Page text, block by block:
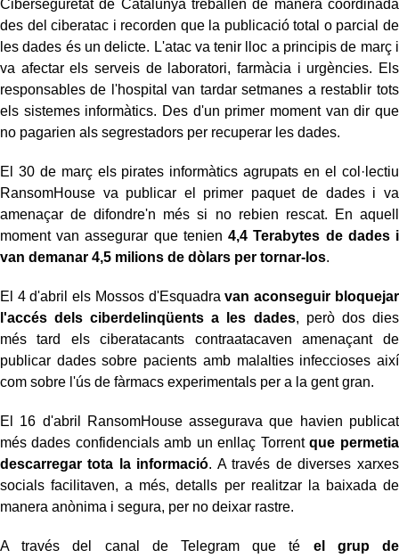
Ciberseguretat de Catalunya treballen de manera coordinada
des del ciberatac i recorden que la publicació total o parcial de
les dades és un delicte. L'atac va tenir lloc a principis de març i
va afectar els serveis de laboratori, farmàcia i urgències. Els
responsables de l'hospital van tardar setmanes a restablir tots
els sistemes informàtics. Des d'un primer moment van dir que
no pagarien als segrestadors per recuperar les dades.
El 30 de març els pirates informàtics agrupats en el col·lectiu
RansomHouse va publicar el primer paquet de dades i va
amenaçar de difondre'n més si no rebien rescat. En aquell
moment van assegurar que tenien4,4 Terabytes de dades i
van demanar 4,5 milions de dòlars per tornar-los.
El 4 d'abril els Mossos d'Esquadravan aconseguir bloquejar
l'accés dels ciberdelinqüents a les dades, però dos dies
més tard els ciberatacants contraatacaven amenaçant de
publicar dades sobre pacients amb malalties infeccioses així
com sobre l'ús de fàrmacs experimentals per a la gent gran.
El 16 d'abril RansomHouse assegurava que havien publicat
més dades confidencials amb un enllaç Torrentque permetia
descarregar tota la informació. A través de diverses xarxes
socials facilitaven, a més, detalls per realitzar la baixada de
manera anònima i segura, per no deixar rastre.
A través del canal de Telegram que té el grup de